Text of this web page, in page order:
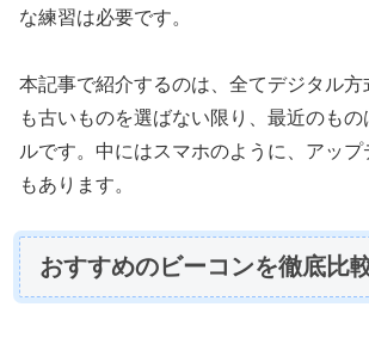
な練習は必要です。
本記事で紹介するのは、全てデジタル方
も古いものを選ばない限り、最近のも
ルです。中にはスマホのように、アッ
もあります。
おすすめのビーコンを徹底比